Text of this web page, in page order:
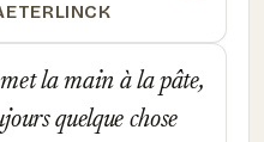
la main à la pâte,
quelque chose